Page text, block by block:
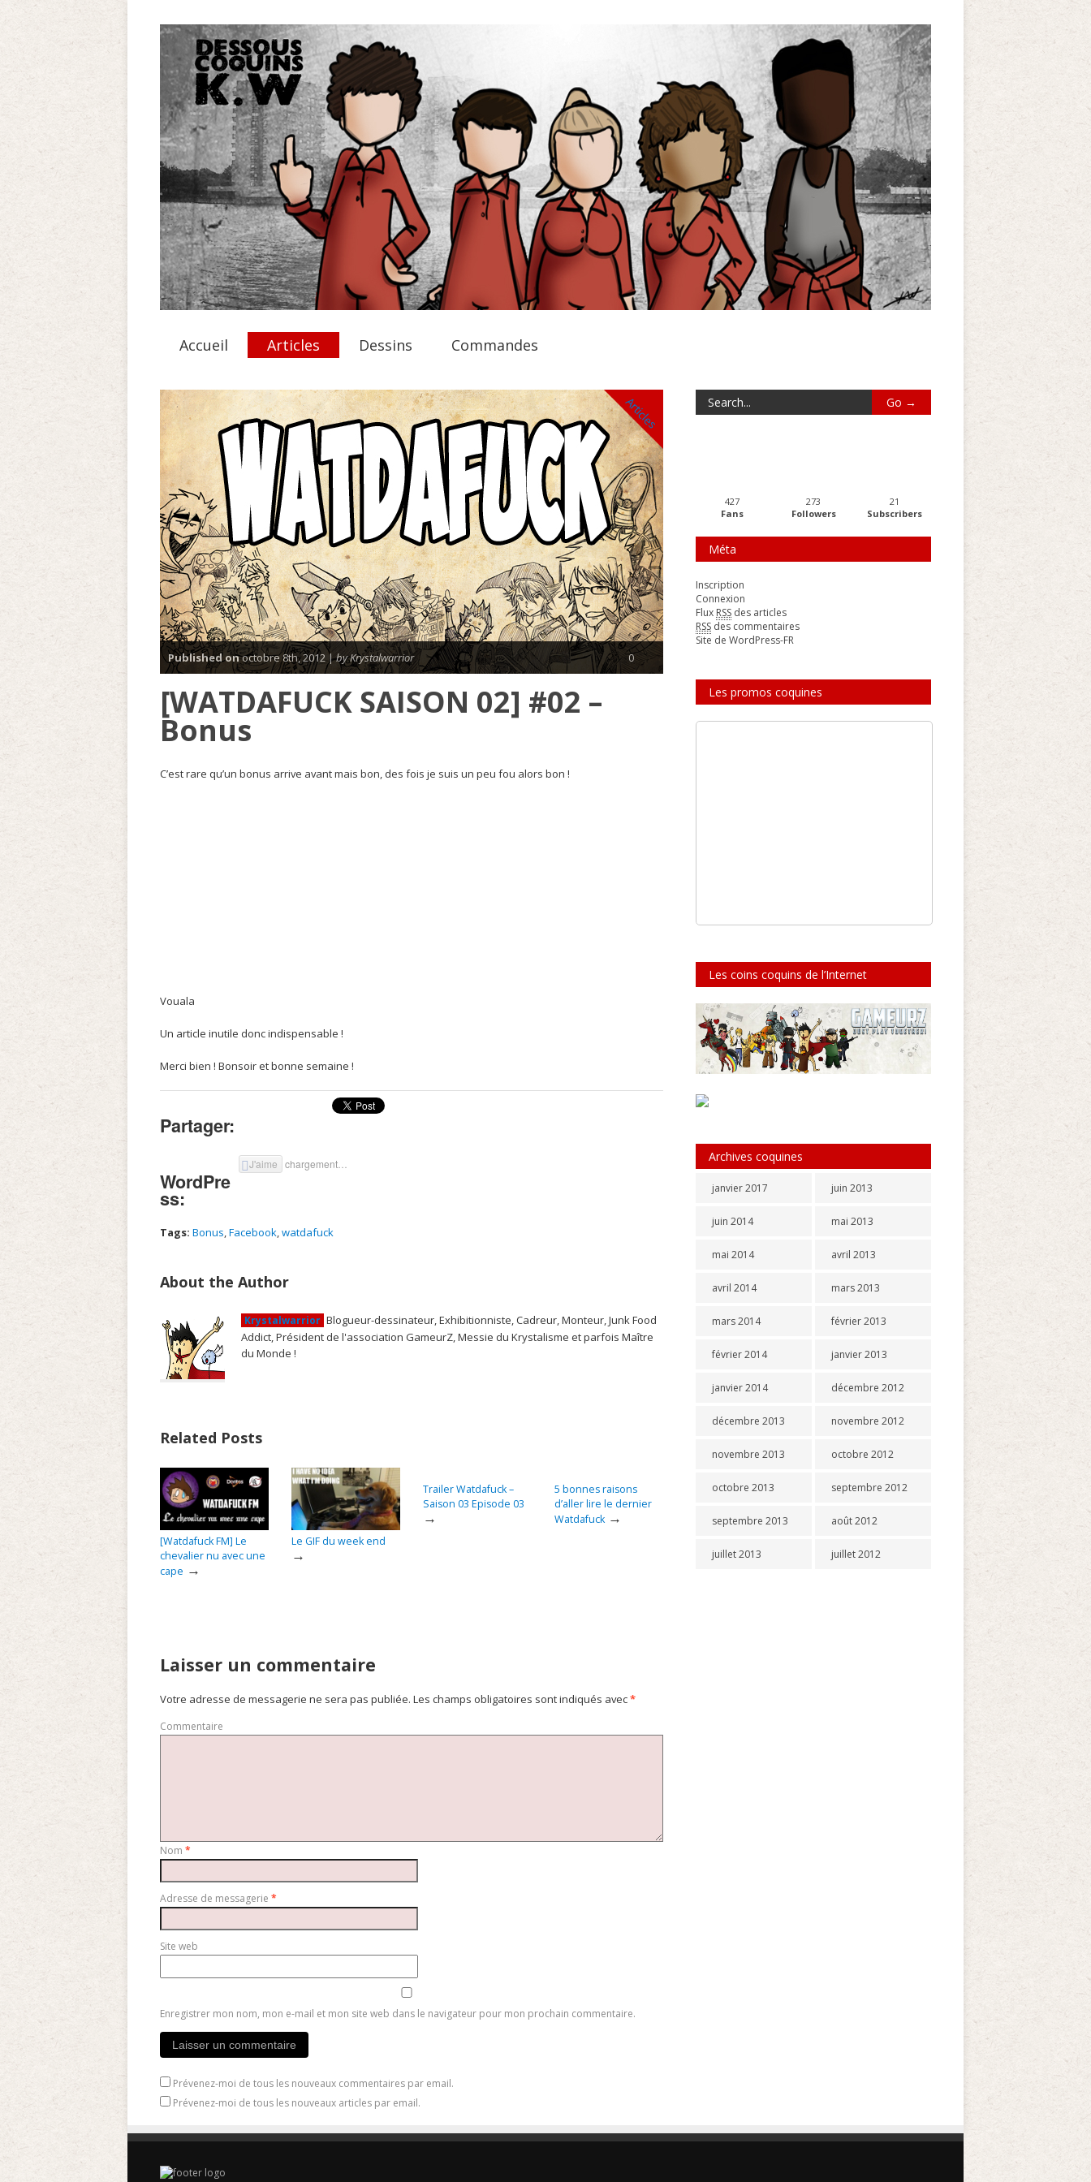
Accueil Articles Dessins Commandes
Articles
Published onoctobre 8th, 2012 |by Krystalwarrior 0
[WATDAFUCK SAISON 02] #02 –
Bonus
C’est rare qu’un bonus arrive avant mais bon, des fois je suis un peu fou alors bon !
Vouala
Un article inutile donc indispensable !
Merci bien ! Bonsoir et bonne semaine !
Partager:
WordPre
ss:
J'aime chargement…
Tags: Bonus,Facebook,watdafuck
About the Author
Krystalwarrior Blogueur-dessinateur, Exhibitionniste, Cadreur, Monteur, Junk Food
Addict, Président de l'association GameurZ, Messie du Krystalisme et parfois Maître
du Monde !
Related Posts
[Watdafuck FM] Le
chevalier nu avec une
cape →
Le GIF du week end
→
Trailer Watdafuck –
Saison 03 Episode 03
→
5 bonnes raisons
d’aller lire le dernier
Watdafuck →
Laisser un commentaire
Votre adresse de messagerie ne sera pas publiée. Les champs obligatoires sont indiqués avec*
Commentaire
Nom *
Adresse de messagerie *
Site web
Enregistrer mon nom, mon e-mail et mon site web dans le navigateur pour mon prochain commentaire.
Prévenez-moi de tous les nouveaux commentaires par email.
Prévenez-moi de tous les nouveaux articles par email.
427
Fans
273
Followers
21
Subscribers
Méta
Inscription
Connexion
Flux RSS des articles
RSS des commentaires
Site de WordPress-FR
Les promos coquines
Les coins coquins de l’Internet
Archives coquines
janvier 2017
juin 2014
mai 2014
avril 2014
mars 2014
février 2014
janvier 2014
décembre 2013
novembre 2013
octobre 2013
septembre 2013
juillet 2013
juin 2013
mai 2013
avril 2013
mars 2013
février 2013
janvier 2013
décembre 2012
novembre 2012
octobre 2012
septembre 2012
août 2012
juillet 2012